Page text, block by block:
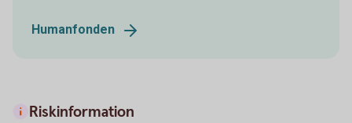
Humanfonden
Riskinformation